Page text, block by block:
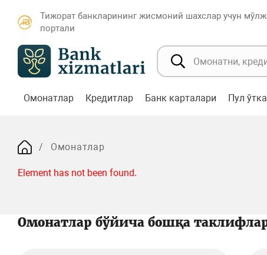
Тижорат банкларининг жисмоний шахслар учун
портали
Омонатлар Кредитлар Банк карталари Пул
Омонатлар
Element has not been found.
Омонатлар бўйича бошқа